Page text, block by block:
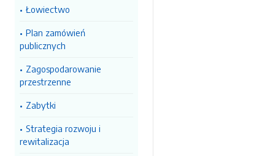
Łowiectwo
Plan zamówień
publicznych
Zagospodarowanie
przestrzenne
Zabytki
Strategia rozwoju i
rewitalizacja